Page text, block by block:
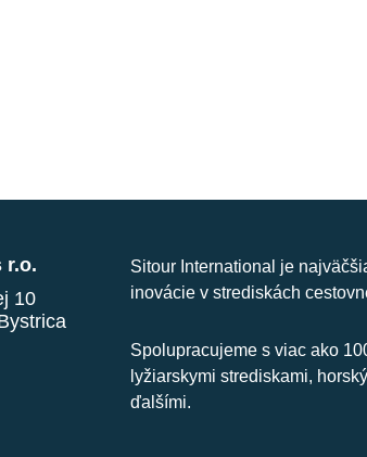
r.o.
10
Sitour International je
inovácie v strediskách
Spolupracujeme s viac ako
lyžiarskymi strediskami,
ďalšími.